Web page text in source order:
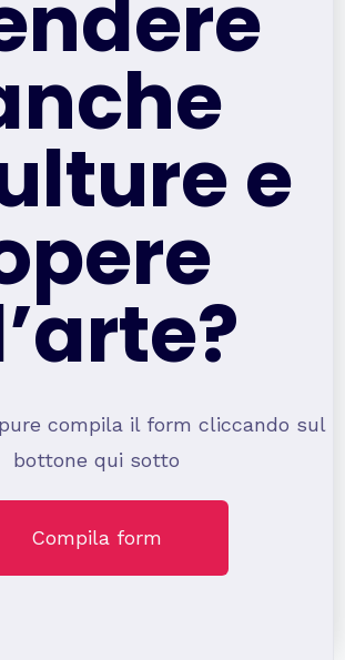
e
compila il form cliccando sul
bottone qui sotto
Compila form